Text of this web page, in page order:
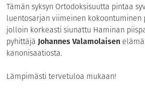
Tämän syksyn Ortodoksisuutta pintaa
luentosarjan viimeinen kokoontuminen
jolloin korkeasti siunattu Haminan
pyhittäjäJohannes Valamolaisen
kanonisaatiosta.
Lämpimästi tervetuloa mukaan!